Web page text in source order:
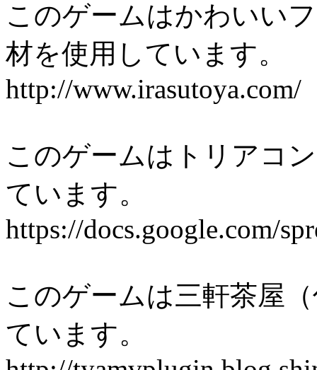
このゲームはかわいい
材を使用しています。
http://www.irasutoya.com/
このゲームはトリアコ
ています。
https://docs.google.com/
このゲームは三軒茶屋
ています。